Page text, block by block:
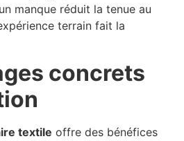
manque réduit la tenue au
terrain fait la
concrets
textile offre des bénéfices